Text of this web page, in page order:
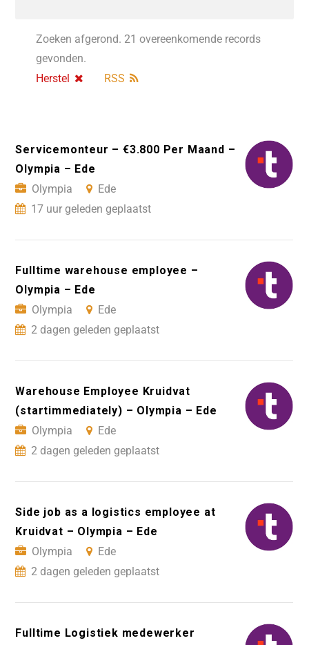
Zoeken afgerond. 21 overeenkomende records
gevonden.
Herstel
RSS
Servicemonteur – €3.800 Per Maand –
Olympia – Ede
Olympia
Ede
17 uur geleden geplaatst
Fulltime warehouse employee –
Olympia – Ede
Olympia
Ede
2 dagen geleden geplaatst
Warehouse Employee Kruidvat
(startimmediately) – Olympia – Ede
Olympia
Ede
2 dagen geleden geplaatst
Side job as a logistics employee at
Kruidvat – Olympia – Ede
Olympia
Ede
2 dagen geleden geplaatst
Fulltime Logistiek medewerker